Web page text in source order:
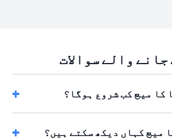
والے سوالات
کا میچ کب شروع ہوگا؟
میچ کہاں دیکھ سکتے ہیں؟